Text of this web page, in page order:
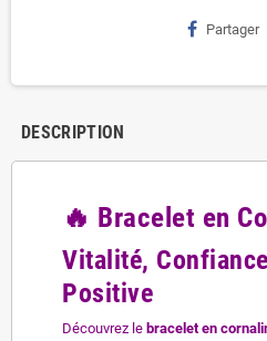
Partager
DESCRIPTION
🔥 Bracelet en
Vitalité,
Positive
Découvrez le bracelet en